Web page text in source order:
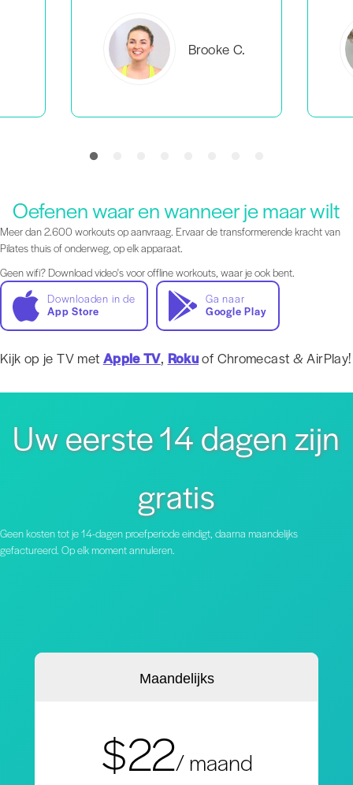
Everlea B.
Oefenen waar en wanneer je maar wilt
Meer dan 2.600 workouts op aanvraag. Ervaar de transformerende kracht van
Pilates thuis of onderweg, op elk apparaat.
Geen wifi? Download video's voor offline workouts, waar je ook bent.
Downloaden in de
App Store
Ga naar
Google Play
Kijk op je TV met Apple TV, Rokuof Chromecast & AirPlay!
Uw eerste 14 dagen zijn
gratis
Geen kosten tot je 14-dagen proefperiode eindigt, daarna maandelijks
gefactureerd. Op elk moment annuleren.
Maandelijks
$22/ maand